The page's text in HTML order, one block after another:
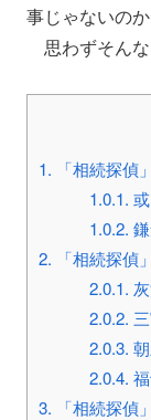
事じゃないのか
思わずそん
1. 「相続探偵
1.0.1.
1.0.2.
2. 「相続探偵
2.0.1.
2.0.2.
2.0.3.
2.0.4.
3. 「相続探偵